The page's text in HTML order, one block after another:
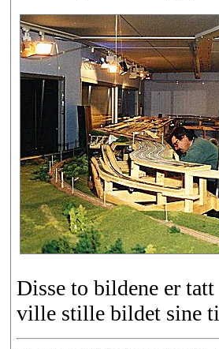
Disse to bildene er
ville stille bildet sine